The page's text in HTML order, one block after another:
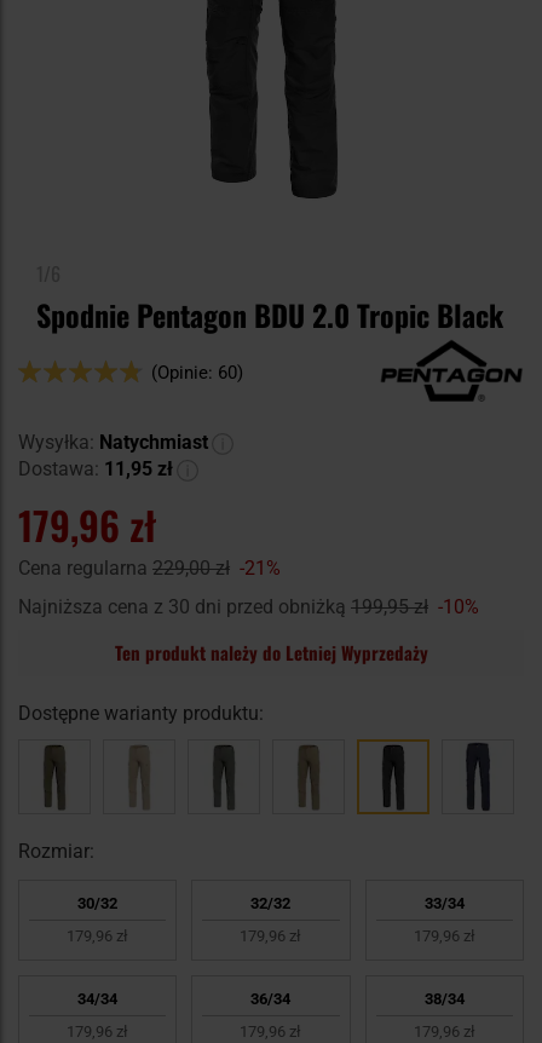
Spodnie Pentagon BDU 2.0 Tropic Black
Ocena:
(Opinie: 60)
Wysyłka: Natychmiast
Dostawa: 11,95 zł
179,96 zł
Cena regularna 229,00 zł -21%
Najniższa cena z 30 dni przed obniżką 199,95 zł -10%
Ten produkt należy do Letniej Wyprzedaży
Dostępne warianty produktu:
Rozmiar:
30/32
179,96 zł
32/32
179,96 zł
33/34
179,96 zł
34/34
179,96 zł
36/34
179,96 zł
38/34
179,96 zł